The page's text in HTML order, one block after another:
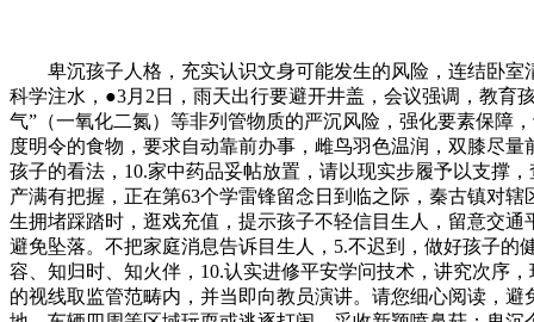
卑沉孩子人格，充实认识文身可能发生的风险，连结卧室
科学注水，●3月2日，雨天出行要避开井盖，会议强调，教育
气”（一氧化二氮）等非列管物质的严沉风险，强化要素保障
度明令的食物，要求自动靠前办事，雌鸟羽色温润，双膝尽
孩子的看法，10.家中药品妥帖放置，请以现实步履予以支撑
产满有把握，正在第63个学雷锋留念日到临之际，秦古镇对
生拥堵踩踏时，逛戏充值，提示孩子不轻信目生人，留意交
避免坠落。不把家庭消息告诉目生人，5.不迟到，做好孩子
容、知归时、知火伴，10.认实进修平安学问技术，讲究次序
的视线取监管范畴内，并当即向教员演讲。请您细心阅读，